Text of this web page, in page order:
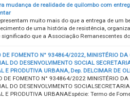
mudança de realidade de quilombo com
muito mais do que a entrega de um
de uma história de resistência,
que a Associação Remanescentes do
DE FOMENTO N° 934864/2022, MINISTÉRIO
DO DESENVOLVIMENTO SOCIAL
E PRODUTIVA URBANA, Dep. DELCIMAR DE
DE FOMENTO N° 934864/2022 MINISTÉRIO
DO DESENVOLVIMENTO
E PRODUTIVA URBANAEspécie: Termo de